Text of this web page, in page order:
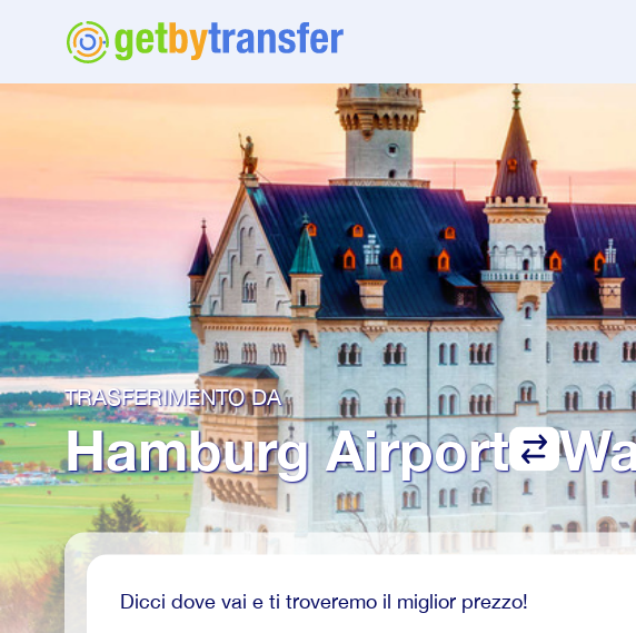
TRASFERIMENTO DA
Hamburg Airport
Dicci dove vai e ti troveremo il miglior prezzo!